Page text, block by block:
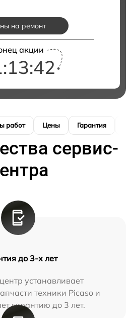
на ремонт
акции
работ Цены Гарантия
сервис-
до 3-х лет
устанавливает
техники Picaso и
гарантию до 3 лет.